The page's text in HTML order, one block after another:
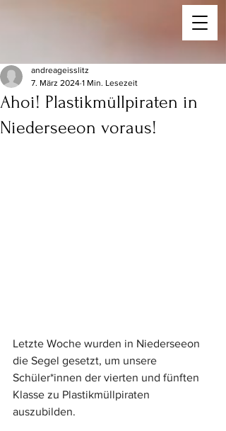
Ahoi! Plastikmüllpiraten in
Niederseeon voraus!
andreageisslitz
7. März 2024 1 Min. Lesezeit
Letzte Woche wurden in Niederseeon
die Segel gesetzt, um unsere
Schüler*innen der vierten und fünften
Klasse zu Plastikmüllpiraten
auszubilden.